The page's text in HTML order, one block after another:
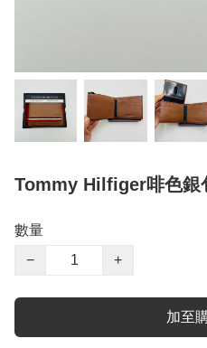
Tommy Hilfiger啡色銀
數量
−
+
加至